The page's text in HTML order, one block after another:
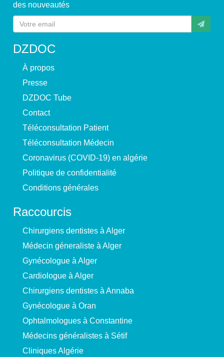
des nouveautés
DZDOC
À propos
Presse
DZDOC Tube
Contact
Téléconsultation Patient
Téléconsultation Médecin
Coronavirus (COVID-19) en algérie
Politique de confidentialité
Conditions générales
Raccourcis
Chirurgiens dentistes à Alger
Médecin géneraliste à Alger
Gynécologue à Alger
Cardiologue à Alger
Chirurgiens dentistes à Annaba
Gynécologue à Oran
Ophtalmologues à Constantine
Médecins généralistes à Sétif
Cliniques Algérie